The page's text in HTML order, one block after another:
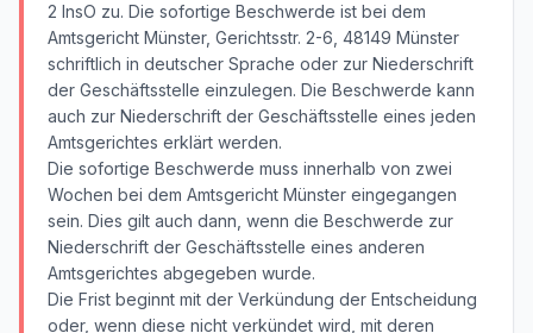
2 InsO zu. Die sofortige Beschwerde ist bei dem
Amtsgericht Münster, Gerichtsstr. 2-6, 48149 Münster
schriftlich in deutscher Sprache oder zur Niederschrift
der Geschäftsstelle einzulegen. Die Beschwerde kann
auch zur Niederschrift der Geschäftsstelle eines jeden
Amtsgerichtes erklärt werden.
Die sofortige Beschwerde muss innerhalb von zwei
Wochen bei dem Amtsgericht Münster eingegangen
sein. Dies gilt auch dann, wenn die Beschwerde zur
Niederschrift der Geschäftsstelle eines anderen
Amtsgerichtes abgegeben wurde.
Die Frist beginnt mit der Verkündung der Entscheidung
oder, wenn diese nicht verkündet wird, mit deren